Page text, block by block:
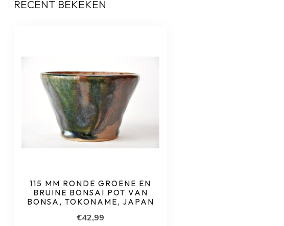
RECENT BEKEKEN
115 MM RONDE GROENE EN
BRUINE BONSAI POT VAN
BONSA, TOKONAME, JAPAN
€42,99